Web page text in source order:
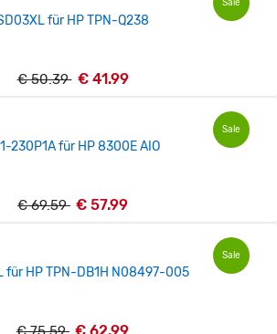
Sale
für HP TPN-Q238
€ 50.39 € 41.99
Sale
230P1A für HP 8300E AIO
€ 69.59 € 57.99
Sale
für HP TPN-DB1H N08497-005